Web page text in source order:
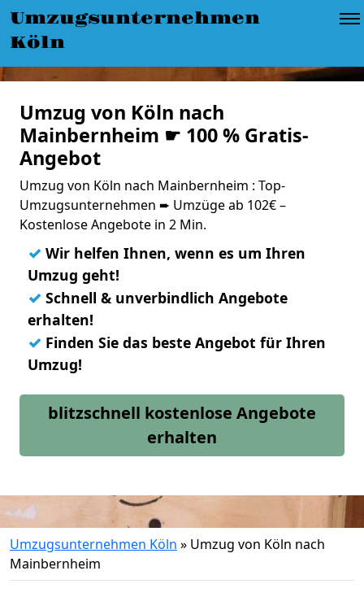
Umzugsunternehmen
Köln
Umzug von Köln nach
Mainbernheim ☛ 100 % Gratis-
Angebot
Umzug von Köln nach Mainbernheim : Top-
Umzugsunternehmen ➨ Umzüge ab 102€ –
Kostenlose Angebote in 2 Min.
✓ Wir helfen Ihnen, wenn es um Ihren
Umzug geht!
✓ Schnell & unverbindlich Angebote
erhalten!
✓ Finden Sie das beste Angebot für Ihren
Umzug!
blitzschnell kostenlose Angebote
erhalten
Umzugsunternehmen Köln » Umzug von Köln nach
Mainbernheim